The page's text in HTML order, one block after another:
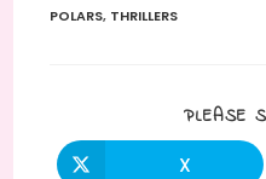
POLARS, THRILLERS
PLEASE
X